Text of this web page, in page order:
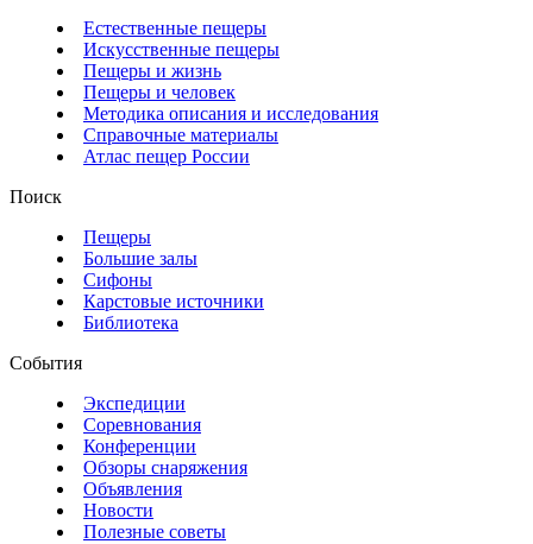
Естественные пещеры
Искусственные пещеры
Пещеры и жизнь
Пещеры и человек
Методика описания и исследования
Справочные материалы
Атлас пещер России
Поиск
Пещеры
Большие залы
Сифоны
Карстовые источники
Библиотека
События
Экспедиции
Соревнования
Конференции
Обзоры снаряжения
Объявления
Новости
Полезные советы